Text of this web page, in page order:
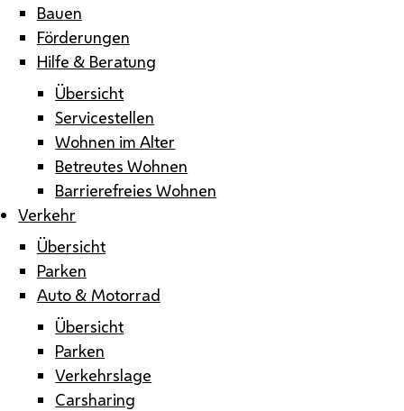
Bauen
Förderungen
Hilfe & Beratung
Übersicht
Servicestellen
Wohnen im Alter
Betreutes Wohnen
Barrierefreies Wohnen
Verkehr
Übersicht
Parken
Auto & Motorrad
Übersicht
Parken
Verkehrslage
Carsharing